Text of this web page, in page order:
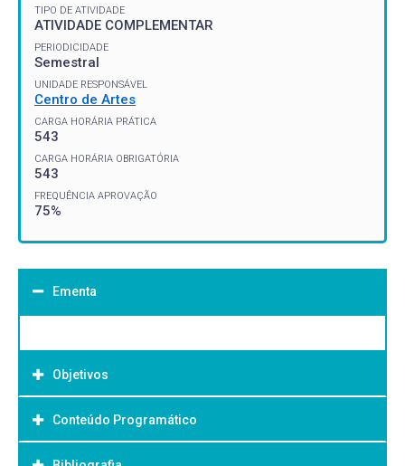
TIPO DE ATIVIDADE
ATIVIDADE COMPLEMENTAR
PERIODICIDADE
Semestral
UNIDADE RESPONSÁVEL
Centro de Artes
CARGA HORÁRIA PRÁTICA
543
CARGA HORÁRIA OBRIGATÓRIA
543
FREQUÊNCIA APROVAÇÃO
75%
Ementa
Objetivos
Objetivo Geral:
Conteúdo Programático